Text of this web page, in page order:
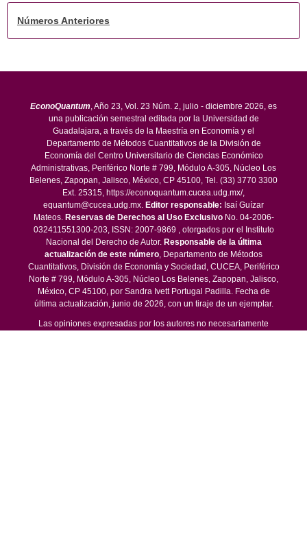
Números Anteriores
EconoQuantum , Año 23, Vol. 23 Núm. 2, julio - diciembre 2026, es
una publicación semestral editada por la Universidad de
Guadalajara, a través de la Maestría en Economía y el
Departamento de Métodos Cuantitativos de la División de
Economía del Centro Universitario de Ciencias Económico
Administrativas, Periférico Norte # 799, Módulo A-305, Núcleo Los
Belenes, Zapopan, Jalisco, México, CP 45100, Tel. (33) 3770 3300
Ext. 25315, https://econoquantum.cucea.udg.mx/,
equantum@cucea.udg.mx. Editor responsable: Isaí Guízar
Mateos. Reservas de Derechos al Uso ExclusivoNo. 04-2006-
032411551300-203, ISSN: 2007-9869 , otorgados por el Instituto
Nacional del Derecho de Autor. Responsable de la última
actualización de este número , Departamento de Métodos
Cuantitativos, División de Economía y Sociedad, CUCEA, Periférico
Norte # 799, Módulo A-305, Núcleo Los Belenes, Zapopan, Jalisco,
México, CP 45100, por Sandra Ivett Portugal Padilla. Fecha de
última actualización, junio de 2026, con un tiraje de un ejemplar.
Las opiniones expresadas por los autores no necesariamente